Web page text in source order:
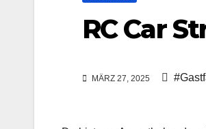
RC Car
MÄRZ 27, 2025